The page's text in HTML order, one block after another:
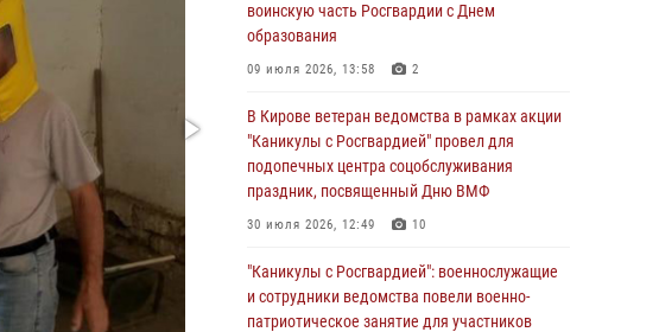
В Росгвардии вспоминают российских
воинов, погибших в Первой мировой войне
1914-1918 годов
В Кирове офицер Росгвардии стал
победителем открытого шахматного турнира
01 августа 2026, 07:08 1
армии Виктор Золотов поздравил
специалистов подразделений тыла с
профессиональным праздником
воинскую часть Росгвардии с Днем
образования
09 июля 2026, 13:58 2
В Кирове ветеран ведомства в рамках акции
"Каникулы с Росгвардией" провел для
подопечных центра соцобслуживания
праздник, посвященный Дню ВМФ
30 июля 2026, 12:49 10
"Каникулы с Росгвардией": военнослужащие
и сотрудники ведомства повели военно-
патриотическое занятие для участников